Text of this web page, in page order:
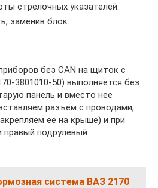
стрелочных указателей.
заменив блок.
без CAN на щиток с
3801010-50) выполняется без
панель и вместо нее
разъем с проводами,
ее на крыше) и при
подрулевый
система ВАЗ 2170